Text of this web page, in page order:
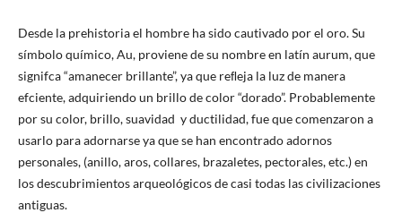
Desde la prehistoria el hombre ha sido cautivado por el oro. Su
símbolo químico, Au, proviene de su nombre en latín aurum, que
signifca “amanecer brillante”, ya que reﬂeja la luz de manera
efciente, adquiriendo un brillo de color “dorado”. Probablemente
por su color, brillo, suavidad y ductilidad, fue que comenzaron a
usarlo para adornarse ya que se han encontrado adornos
personales, (anillo, aros, collares, brazaletes, pectorales, etc.) en
los descubrimientos arqueológicos de casi todas las civilizaciones
antiguas.